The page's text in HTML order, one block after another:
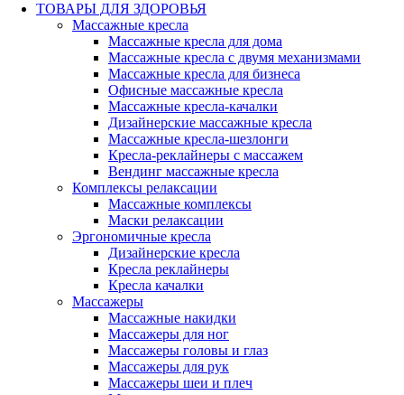
ТОВАРЫ ДЛЯ ЗДОРОВЬЯ
Массажные кресла
Массажные кресла для дома
Массажные кресла с двумя механизмами
Массажные кресла для бизнеса
Офисные массажные кресла
Массажные кресла-качалки
Дизайнерские массажные кресла
Массажные кресла-шезлонги
Кресла-реклайнеры с массажем
Вендинг массажные кресла
Комплексы релаксации
Массажные комплексы
Маски релаксации
Эргономичные кресла
Дизайнерские кресла
Кресла реклайнеры
Кресла качалки
Массажеры
Массажные накидки
Массажеры для ног
Массажеры головы и глаз
Массажеры для рук
Массажеры шеи и плеч